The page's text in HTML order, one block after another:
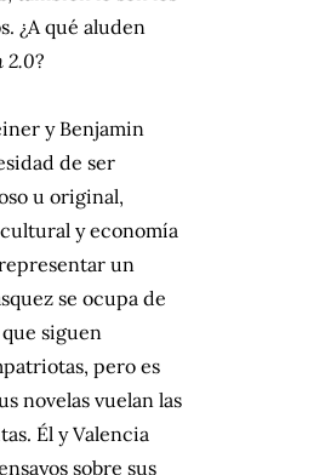
¿A qué aluden
2.0?
y Benjamin
de ser
u original,
y economía
un
se ocupa de
siguen
pero es
novelas vuelan las
Él y Valencia
sobre sus